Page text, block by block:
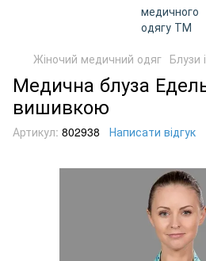
Жіночий медичний одяг Блузи
Медична блуза
вишивкою
Артикул: 802938 Написати відгук